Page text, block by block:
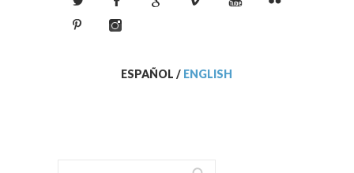
ESPAÑOL / ENGLISH